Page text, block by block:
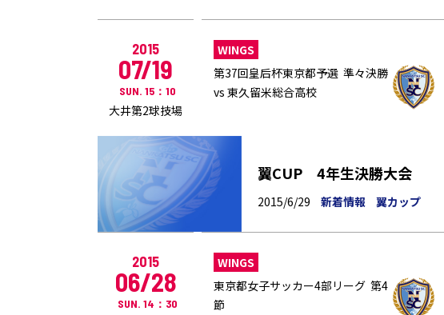
2015
07/19
SUN. 15：10
大井第2球技場
WINGS
第37回皇后杯東京都予選 準々決勝
vs 東久留米総合高校
翼CUP 4年生決勝大会
2015/6/29 新着情報 翼カップ
2015
06/28
SUN. 14：30
WINGS
東京都女子サッカー4部リーグ 第4
節